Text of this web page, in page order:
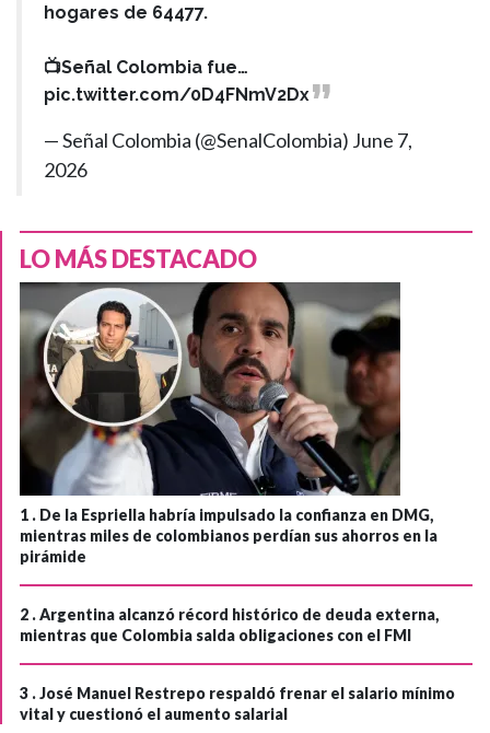
hogares de 64477.
📺Señal Colombia fue…
pic.twitter.com/0D4FNmV2Dx
— Señal Colombia (@SenalColombia) June 7,
2026
LO MÁS DESTACADO
1 . De la Espriella habría impulsado la confianza en DMG,
mientras miles de colombianos perdían sus ahorros en la
pirámide
2 .Argentina alcanzó récord histórico de deuda externa,
mientras que Colombia salda obligaciones con el FMI
3 .José Manuel Restrepo respaldó frenar el salario mínimo
vital y cuestionó el aumento salarial